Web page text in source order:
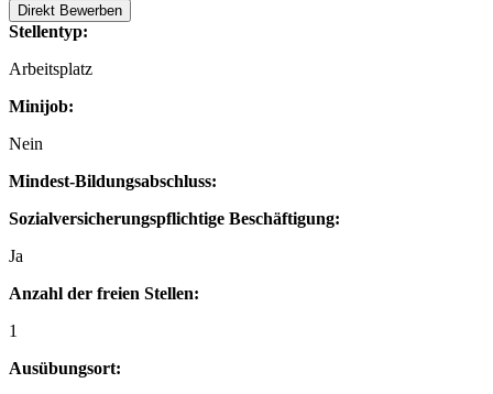
Direkt Bewerben
Stellentyp:
Arbeitsplatz
Minijob:
Nein
Mindest-Bildungsabschluss:
Sozialversicherungspflichtige Beschäftigung:
Ja
Anzahl der freien Stellen:
1
Ausübungsort: